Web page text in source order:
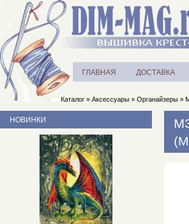
ГЛАВНАЯ ДОСТАВКА
Каталог » Аксессуары » Органайзеры »
НОВИНКИ